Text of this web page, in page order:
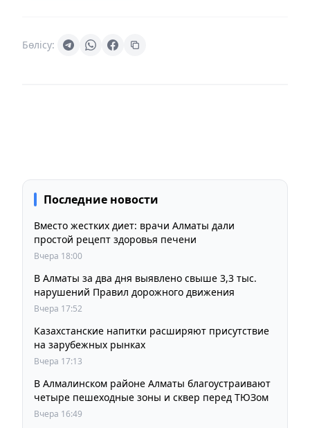
Бөлісу:
Последние новости
Вместо жестких диет: врачи Алматы дали
Вчера 18:00
В Алматы за два дня выявлено свыше 3,3 тыс.
нарушений Правил дорожного движения
Вчера 17:52
Казахстанские напитки расширяют присутствие
на зарубежных рынках
Вчера 17:13
В Алмалинском районе Алматы благоустраивают
четыре пешеходные зоны и сквер перед ТЮЗом
Вчера 16:49